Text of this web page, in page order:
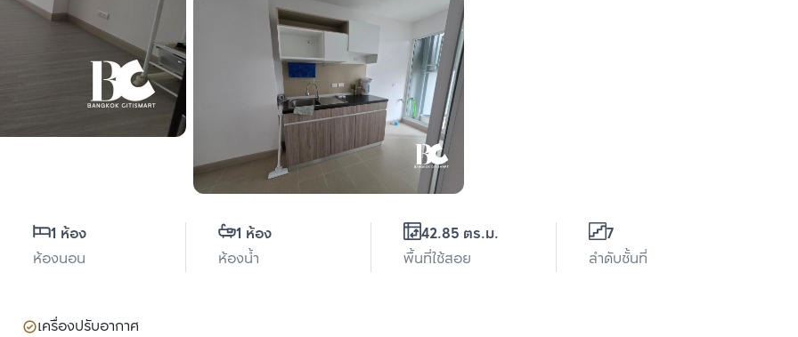
1 ห้อง
ห้องนอน
1 ห้อง
ห้องน้ำ
42.85 ตร.ม.
พื้นที่ใช้สอย
7
ลำดับชั้นที่
เครื่องปรับอากาศ